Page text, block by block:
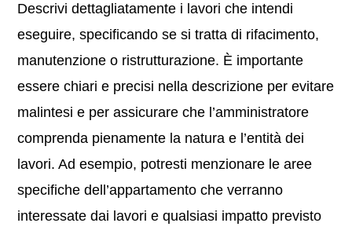
Descrivi dettagliatamente i lavori che intendi
eseguire, specificando se si tratta di rifacimento,
manutenzione o ristrutturazione. È importante
essere chiari e precisi nella descrizione per evitare
malintesi e per assicurare che l’amministratore
comprenda pienamente la natura e l’entità dei
lavori. Ad esempio, potresti menzionare le aree
specifiche dell’appartamento che verranno
interessate dai lavori e qualsiasi impatto previsto